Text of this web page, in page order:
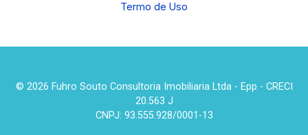
Termo de Uso
© 2026 Fuhro Souto Consultoria Imobiliaria Ltda - Epp - CRECI
20.563 J
CNPJ: 93.555.928/0001-13